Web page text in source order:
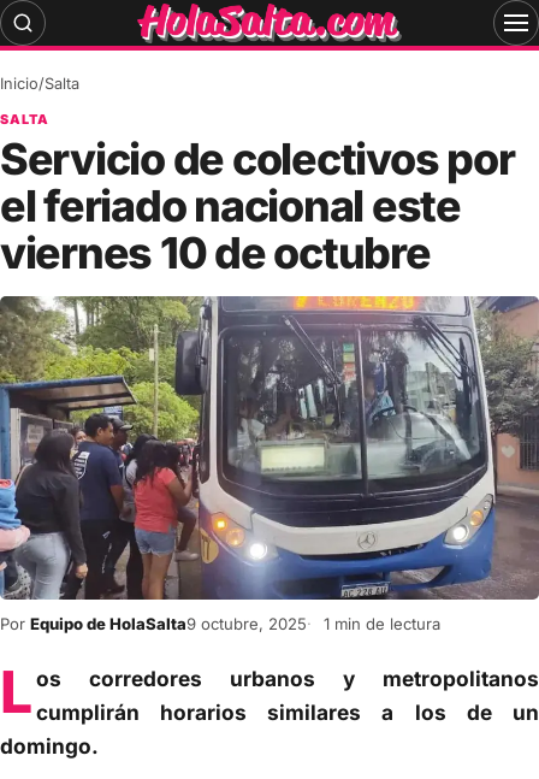
Skip
to
Inicio/Salta
SALTA
Servicio de colectivos por
el feriado nacional este
viernes 10 de octubre
Por Equipo de HolaSalta9 octubre, 2025 1 min de lectura
Los corredores urbanos y metropolitanos
cumplirán horarios similares a los de un
domingo.